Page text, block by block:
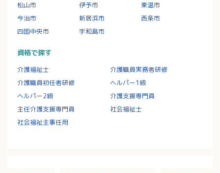
松山市
伊予市
東温市
今治市
新居浜市
西条市
四国中央市
宇和島市
資格で探す
介護福祉士
介護職員実務者研修
介護職員初任者研修
ヘルパー1級
ヘルパー2級
介護支援専門員
主任介護支援専門員
社会福祉士
社会福祉主事任用